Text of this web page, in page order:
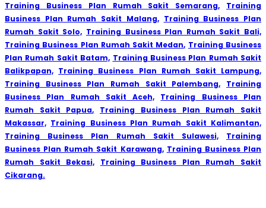
Training Business Plan Rumah Sakit Semarang,
Training
Business Plan Rumah Sakit Malang, Training Business Plan
Rumah Sakit Solo, Training Business Plan Rumah Sakit Bali,
Training Business Plan Rumah Sakit Medan, Training Business
Plan Rumah Sakit Batam, Training Business Plan Rumah Sakit
Balikpapan, Training Business Plan Rumah Sakit Lampung,
Training Business Plan Rumah Sakit Palembang,
Training
Business Plan Rumah Sakit Aceh,
Training Business Plan
Rumah Sakit Papua,
Training Business Plan Rumah Sakit
Makassar, Training Business Plan Rumah Sakit Kalimantan,
Training Business Plan Rumah Sakit Sulawesi,
Training
Business Plan Rumah Sakit Karawang, Training Business Plan
Rumah Sakit Bekasi,
Training Business Plan Rumah Sakit
Cikarang.